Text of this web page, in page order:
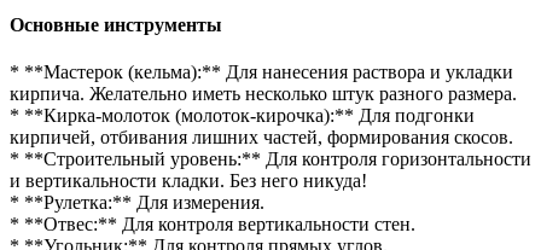
Основные инструменты
* **Мастерок (кельма):** Для нанесения раствора и укладки
кирпича. Желательно иметь несколько штук разного размера.
* **Кирка-молоток (молоток-кирочка):** Для подгонки
кирпичей, отбивания лишних частей, формирования скосов.
* **Строительный уровень:** Для контроля горизонтальности
и вертикальности кладки. Без него никуда!
* **Рулетка:** Для измерения.
* **Отвес:** Для контроля вертикальности стен.